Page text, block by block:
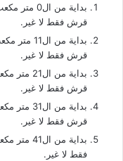
قرش فقط لا غير.
قرش فقط لا غير.
قرش فقط لا غير.
قرش فقط لا غير.
فقط لا غير.